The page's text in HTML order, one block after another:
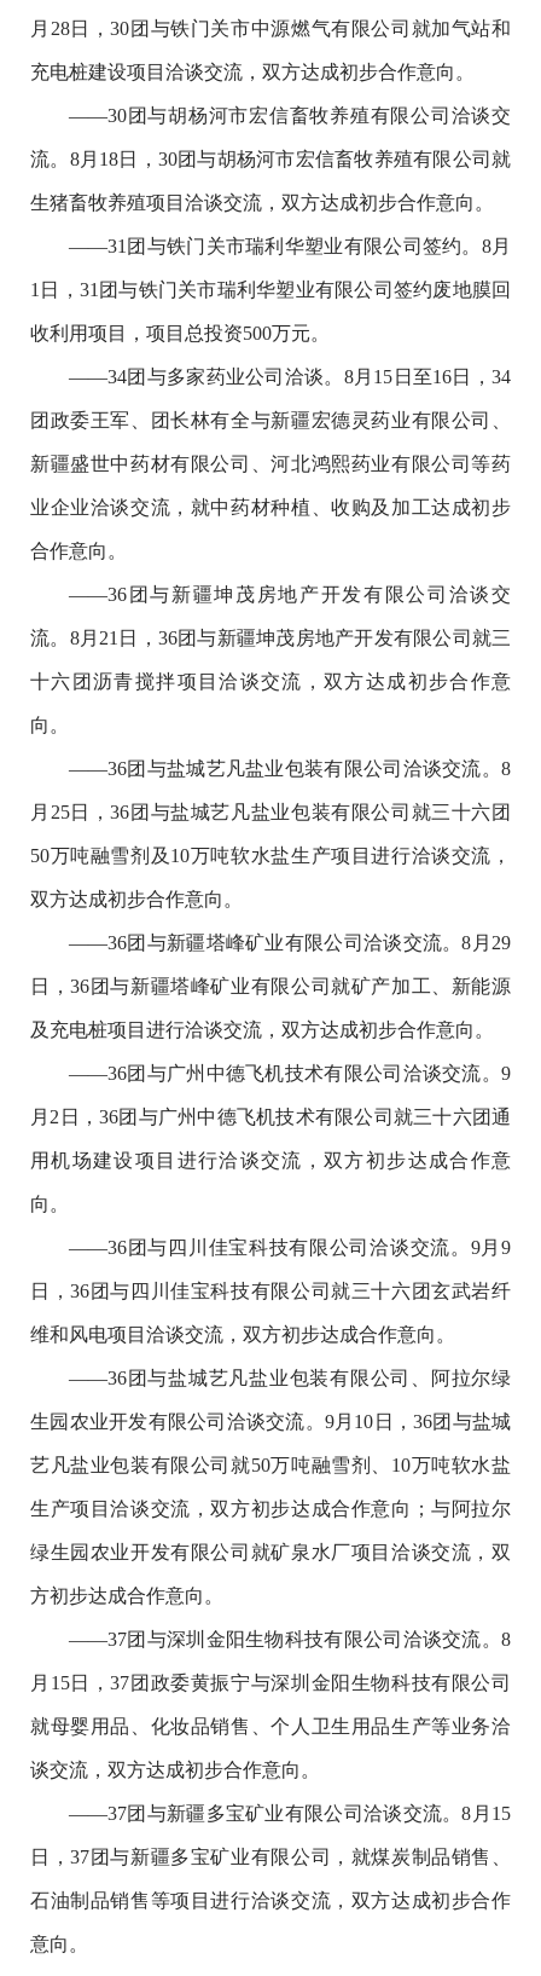
月28日，30团与铁门关市中源燃气有限公司就加气站和
充电桩建设项目洽谈交流，双方达成初步合作意向。
——30团与胡杨河市宏信畜牧养殖有限公司洽谈交
流。8月18日，30团与胡杨河市宏信畜牧养殖有限公司就
生猪畜牧养殖项目洽谈交流，双方达成初步合作意向。
——31团与铁门关市瑞利华塑业有限公司签约。8月
1日，31团与铁门关市瑞利华塑业有限公司签约废地膜回
收利用项目，项目总投资500万元。
——34团与多家药业公司洽谈。8月15日至16日，34
团政委王军、团长林有全与新疆宏德灵药业有限公司、
新疆盛世中药材有限公司、河北鸿熙药业有限公司等药
业企业洽谈交流，就中药材种植、收购及加工达成初步
合作意向。
——36团与新疆坤茂房地产开发有限公司洽谈交
流。8月21日，36团与新疆坤茂房地产开发有限公司就三
十六团沥青搅拌项目洽谈交流，双方达成初步合作意
向。
——36团与盐城艺凡盐业包装有限公司洽谈交流。8
月25日，36团与盐城艺凡盐业包装有限公司就三十六团
50万吨融雪剂及10万吨软水盐生产项目进行洽谈交流，
双方达成初步合作意向。
——36团与新疆塔峰矿业有限公司洽谈交流。8月29
日，36团与新疆塔峰矿业有限公司就矿产加工、新能源
及充电桩项目进行洽谈交流，双方达成初步合作意向。
——36团与广州中德飞机技术有限公司洽谈交流。9
月2日，36团与广州中德飞机技术有限公司就三十六团通
用机场建设项目进行洽谈交流，双方初步达成合作意
向。
——36团与四川佳宝科技有限公司洽谈交流。9月9
日，36团与四川佳宝科技有限公司就三十六团玄武岩纤
维和风电项目洽谈交流，双方初步达成合作意向。
——36团与盐城艺凡盐业包装有限公司、阿拉尔绿
生园农业开发有限公司洽谈交流。9月10日，36团与盐城
艺凡盐业包装有限公司就50万吨融雪剂、10万吨软水盐
生产项目洽谈交流，双方初步达成合作意向；与阿拉尔
绿生园农业开发有限公司就矿泉水厂项目洽谈交流，双
方初步达成合作意向。
——37团与深圳金阳生物科技有限公司洽谈交流。8
月15日，37团政委黄振宁与深圳金阳生物科技有限公司
就母婴用品、化妆品销售、个人卫生用品生产等业务洽
谈交流，双方达成初步合作意向。
——37团与新疆多宝矿业有限公司洽谈交流。8月15
日，37团与新疆多宝矿业有限公司，就煤炭制品销售、
石油制品销售等项目进行洽谈交流，双方达成初步合作
意向。